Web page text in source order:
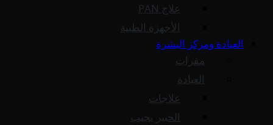
علاج PAN
الأجهزة الطبية
العيادة ومركز البشرة
مقرات
العيادة
علاجات
الخبير يجيب